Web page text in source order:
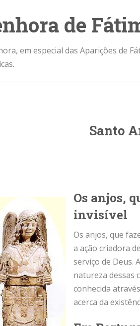
de
em especial das Aparições de
Santo
Os anjos,
invisível
Os anjos, que
a ação criadora
serviço de Deus.
natureza dessas
conhecida
acerca da